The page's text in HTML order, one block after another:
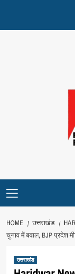
content
Menu
HOME उत्तराखंड
चुनाव में बवाल, BJP प्रदेश
उत्तराखंड